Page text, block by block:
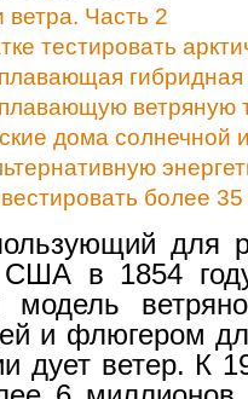
ветра. Часть 2
тестировать
гибридная
ветряную
дома солнечной
более
для
США в 1854
модель
и флюгером
дует ветер. К